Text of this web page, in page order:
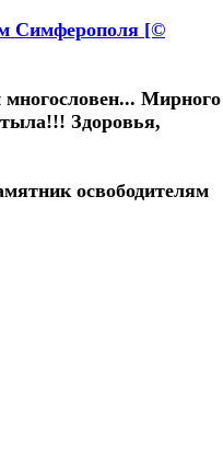
Симферополя [©
многословен... Мирного
Здоровья,
освободителям